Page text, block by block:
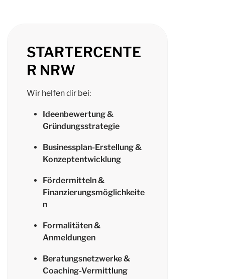
STARTERCENTE
R NRW
Wir helfen dir bei:
Ideenbewertung &
Gründungsstrategie
Businessplan-Erstellung &
Konzeptentwicklung
Fördermitteln &
Finanzierungsmöglichkeite
n
Formalitäten &
Anmeldungen
Beratungsnetzwerke &
Coaching-Vermittlung